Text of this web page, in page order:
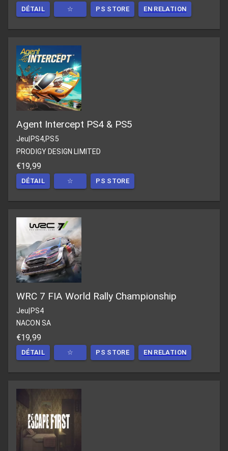
DÉTAIL ☆ PS STORE EN RELATION
Agent Intercept PS4 & PS5
Jeu PS4,PS5
PRODIGY DESIGN LIMITED
€19,99
DÉTAIL ☆ PS STORE
WRC 7 FIA World Rally Championship
Jeu|PS4
NACON SA
€19,99
DÉTAIL ☆ PS STORE EN RELATION